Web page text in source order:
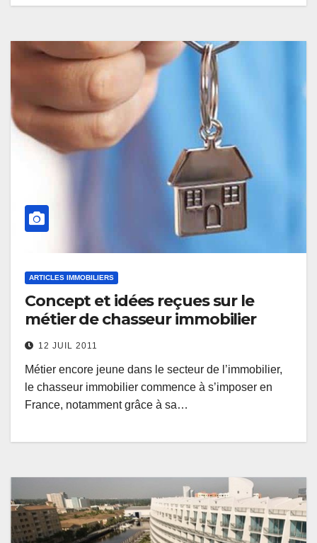
ARTICLES IMMOBILIERS
Concept et idées reçues sur le
métier de chasseur immobilier
12 JUIL 2011
Métier encore jeune dans le secteur de l’immobilier,
le chasseur immobilier commence à s’imposer en
France, notamment grâce à sa…